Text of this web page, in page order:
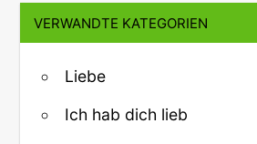
VERWANDTE KATEGORIEN
Liebe
Ich hab dich lieb